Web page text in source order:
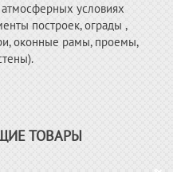
условиях
построек, ограды ,
оконные рамы, проемы,
ТОВАРЫ